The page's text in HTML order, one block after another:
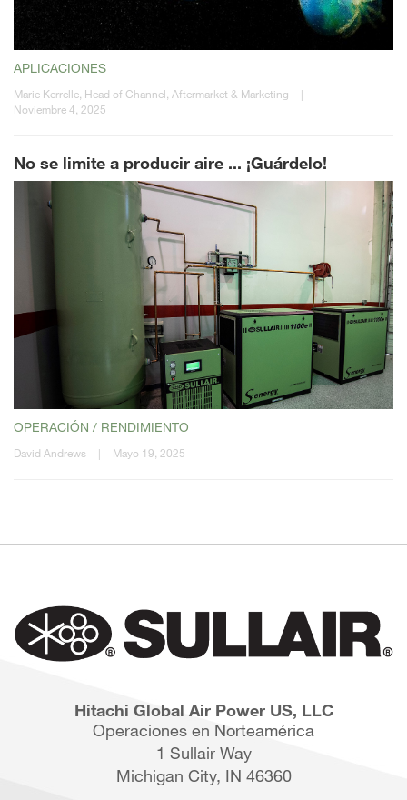
APLICACIONES
Marie Kerrelle, Head of Channel, Aftermarket & Marketing
|
Noviembre 4, 2025
No se limite a producir aire ... ¡Guárdelo!
OPERACIÓN / RENDIMIENTO
David Andrews | Mayo 19, 2025
Hitachi Global Air Power US, LLC
Operaciones en Norteamérica
1 Sullair Way
Michigan City, IN 46360